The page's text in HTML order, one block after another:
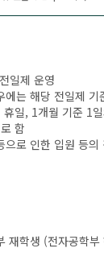
일제 운영
는 해당 전일제 기
일, 1개월 기준 1
함
로 인한 입원 등의
재학생 (전자공학부